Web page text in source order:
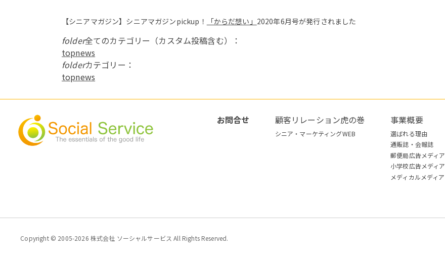
【シニアマガジン】シニアマガジンpickup！ 「からだ想い」 2020年6月号が発行されました
folder全てのカテゴリー（カスタム投稿含む）：
topnews
folderカテゴリー：
topnews
お問合せ 顧客リレーション虎の巻
シニア・マーケティングWEB
事業概要
選ばれる理由
通販誌・会報誌
郵便局広告メディア
小学校広告メディア
メディカルメディア
Copyright © 2005-2026 株式会社 ソーシャルサービス All Rights Reserved.